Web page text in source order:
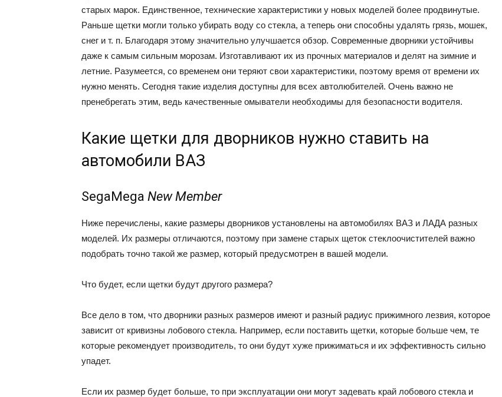
старых марок. Единственное, технические характеристики у новых моделей более продвинутые.
Раньше щетки могли только убирать воду со стекла, а теперь они способны удалять грязь, мошек,
снег и т. п. Благодаря этому значительно улучшается обзор. Современные дворники устойчивы
даже к самым сильным морозам. Изготавливают их из прочных материалов и делят на зимние и
летние. Разумеется, со временем они теряют свои характеристики, поэтому время от времени их
нужно менять. Сегодня такие изделия доступны для всех автолюбителей. Очень важно не
пренебрегать этим, ведь качественные омыватели необходимы для безопасности водителя.
Какие щетки для дворников нужно ставить на
автомобили ВАЗ
SegaMega New Member
Ниже перечислены, какие размеры дворников установлены на автомобилях ВАЗ и ЛАДА разных
моделей. Их размеры отличаются, поэтому при замене старых щеток стеклоочистителей важно
подобрать точно такой же размер, который предусмотрен в вашей модели.
Что будет, если щетки будут другого размера?
Все дело в том, что дворники разных размеров имеют и разный радиус прижимного лезвия, которое
зависит от кривизны лобового стекла. Например, если поставить щетки, которые больше чем, те
которые рекомендует производитель, то они будут хуже прижиматься и их эффективность сильно
упадет.
Если их размер будет больше, то при эксплуатации они могут задевать край лобового стекла и